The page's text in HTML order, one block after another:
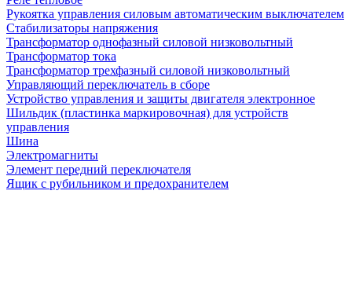
Рукоятка управления силовым автоматическим выключателем
Стабилизаторы напряжения
Трансформатор однофазный силовой низковольтный
Трансформатор тока
Трансформатор трехфазный силовой низковольтный
Управляющий переключатель в сборе
Устройство управления и защиты двигателя электронное
Шильдик (пластинка маркировочная) для устройств
управления
Шина
Электромагниты
Элемент передний переключателя
Ящик с рубильником и предохранителем